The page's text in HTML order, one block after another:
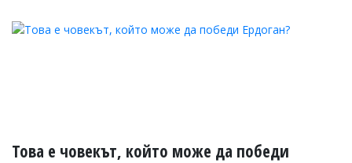
office@flagman.bg
Това е човекът, който може да победи